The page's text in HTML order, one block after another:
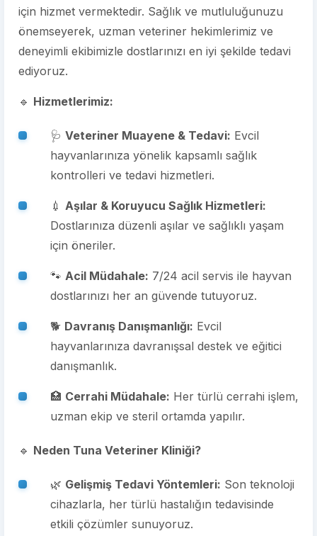
için hizmet vermektedir. Sağlık ve mutluluğunuzu
önemseyerek, uzman veteriner hekimlerimiz ve
deneyimli ekibimizle dostlarınızı en iyi şekilde tedavi
ediyoruz.
🔹 Hizmetlerimiz:
🩺 Veteriner Muayene & Tedavi: Evcil
hayvanlarınıza yönelik kapsamlı sağlık
kontrolleri ve tedavi hizmetleri.
💉 Aşılar & Koruyucu Sağlık Hizmetleri:
Dostlarınıza düzenli aşılar ve sağlıklı yaşam
için öneriler.
🐾 Acil Müdahale: 7/24 acil servis ile hayvan
dostlarınızı her an güvende tutuyoruz.
🐕 Davranış Danışmanlığı: Evcil
hayvanlarınıza davranışsal destek ve eğitici
danışmanlık.
🏥 Cerrahi Müdahale: Her türlü cerrahi işlem,
uzman ekip ve steril ortamda yapılır.
🔹 Neden Tuna Veteriner Kliniği?
🌿 Gelişmiş Tedavi Yöntemleri: Son teknoloji
cihazlarla, her türlü hastalığın tedavisinde
etkili çözümler sunuyoruz.